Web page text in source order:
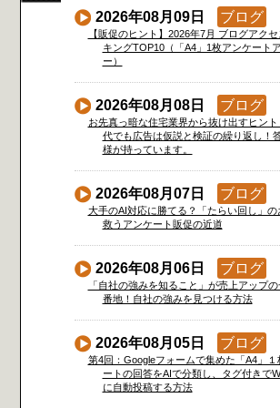
2026年08月09日 ブログ
【販促のヒント】2026年7月 ブログアク
キングTOP10（「A4」1枚アンケート
ー）
2026年08月08日 ブログ
お先真っ暗な住宅業界から抜け出すヒント
代でも広告は仮説と検証の繰り返し！
様が持っています。
2026年08月07日 ブログ
大手のAI対応に勝てる？「たらい回し」の
救うアンケート販促の近道
2026年08月06日 ブログ
「自社の強みを知ること」が売上アップ
番地！自社の強みを見つける方法
2026年08月05日 ブログ
第4回：Googleフォームで集めた「A4」１
ートの回答をAIで分類し、タグ付きで
に自動投稿する方法